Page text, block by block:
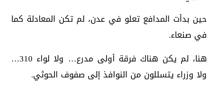
حين بدأت المدافع تعلو في عدن، لم تكن المعادلة كما
في صنعاء.
هنا، لم يكن هناك فرقة أولى مدرع… ولا لواء 310…
ولا وزراء يتسللون من النوافذ إلى صفوف الحوثي.